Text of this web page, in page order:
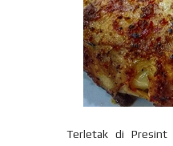
Terletak di Presint